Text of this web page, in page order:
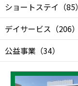
ショートステイ （85）
デイサービス （206）
公益事業 （34）